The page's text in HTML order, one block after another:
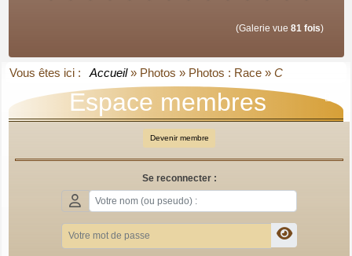
(Galerie vue 81 fois)
Vous êtes ici : Accueil» Photos » Photos : Race » C

Espace membres
Devenir membre
Se reconnecter :